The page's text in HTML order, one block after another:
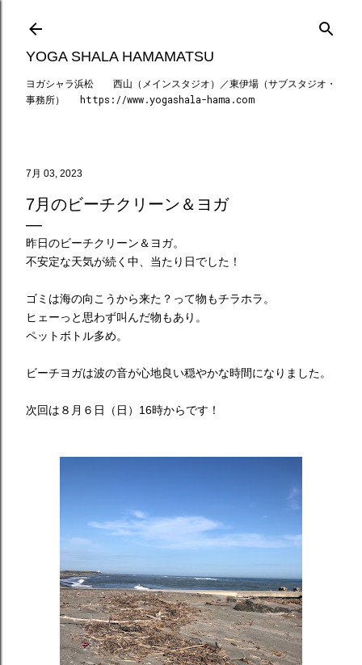
スキップしてメイン コンテンツに移動
YOGA SHALA HAMAMATSU
ヨガシャラ浜松 西山（メインスタジオ）／東伊場（サブスタジオ・
事務所） https://www.yogashala-hama.com
7月 03, 2023
7月のビーチクリーン＆ヨガ
昨日のビーチクリーン＆ヨガ。
不安定な天気が続く中、当たり日でした！
ゴミは海の向こうから来た？って物もチラホラ。
ヒェーっと思わず叫んだ物もあり。
ペットボトル多め。
ビーチヨガは波の音が心地良い穏やかな時間になりました。
次回は８月６日（日）16時からです！